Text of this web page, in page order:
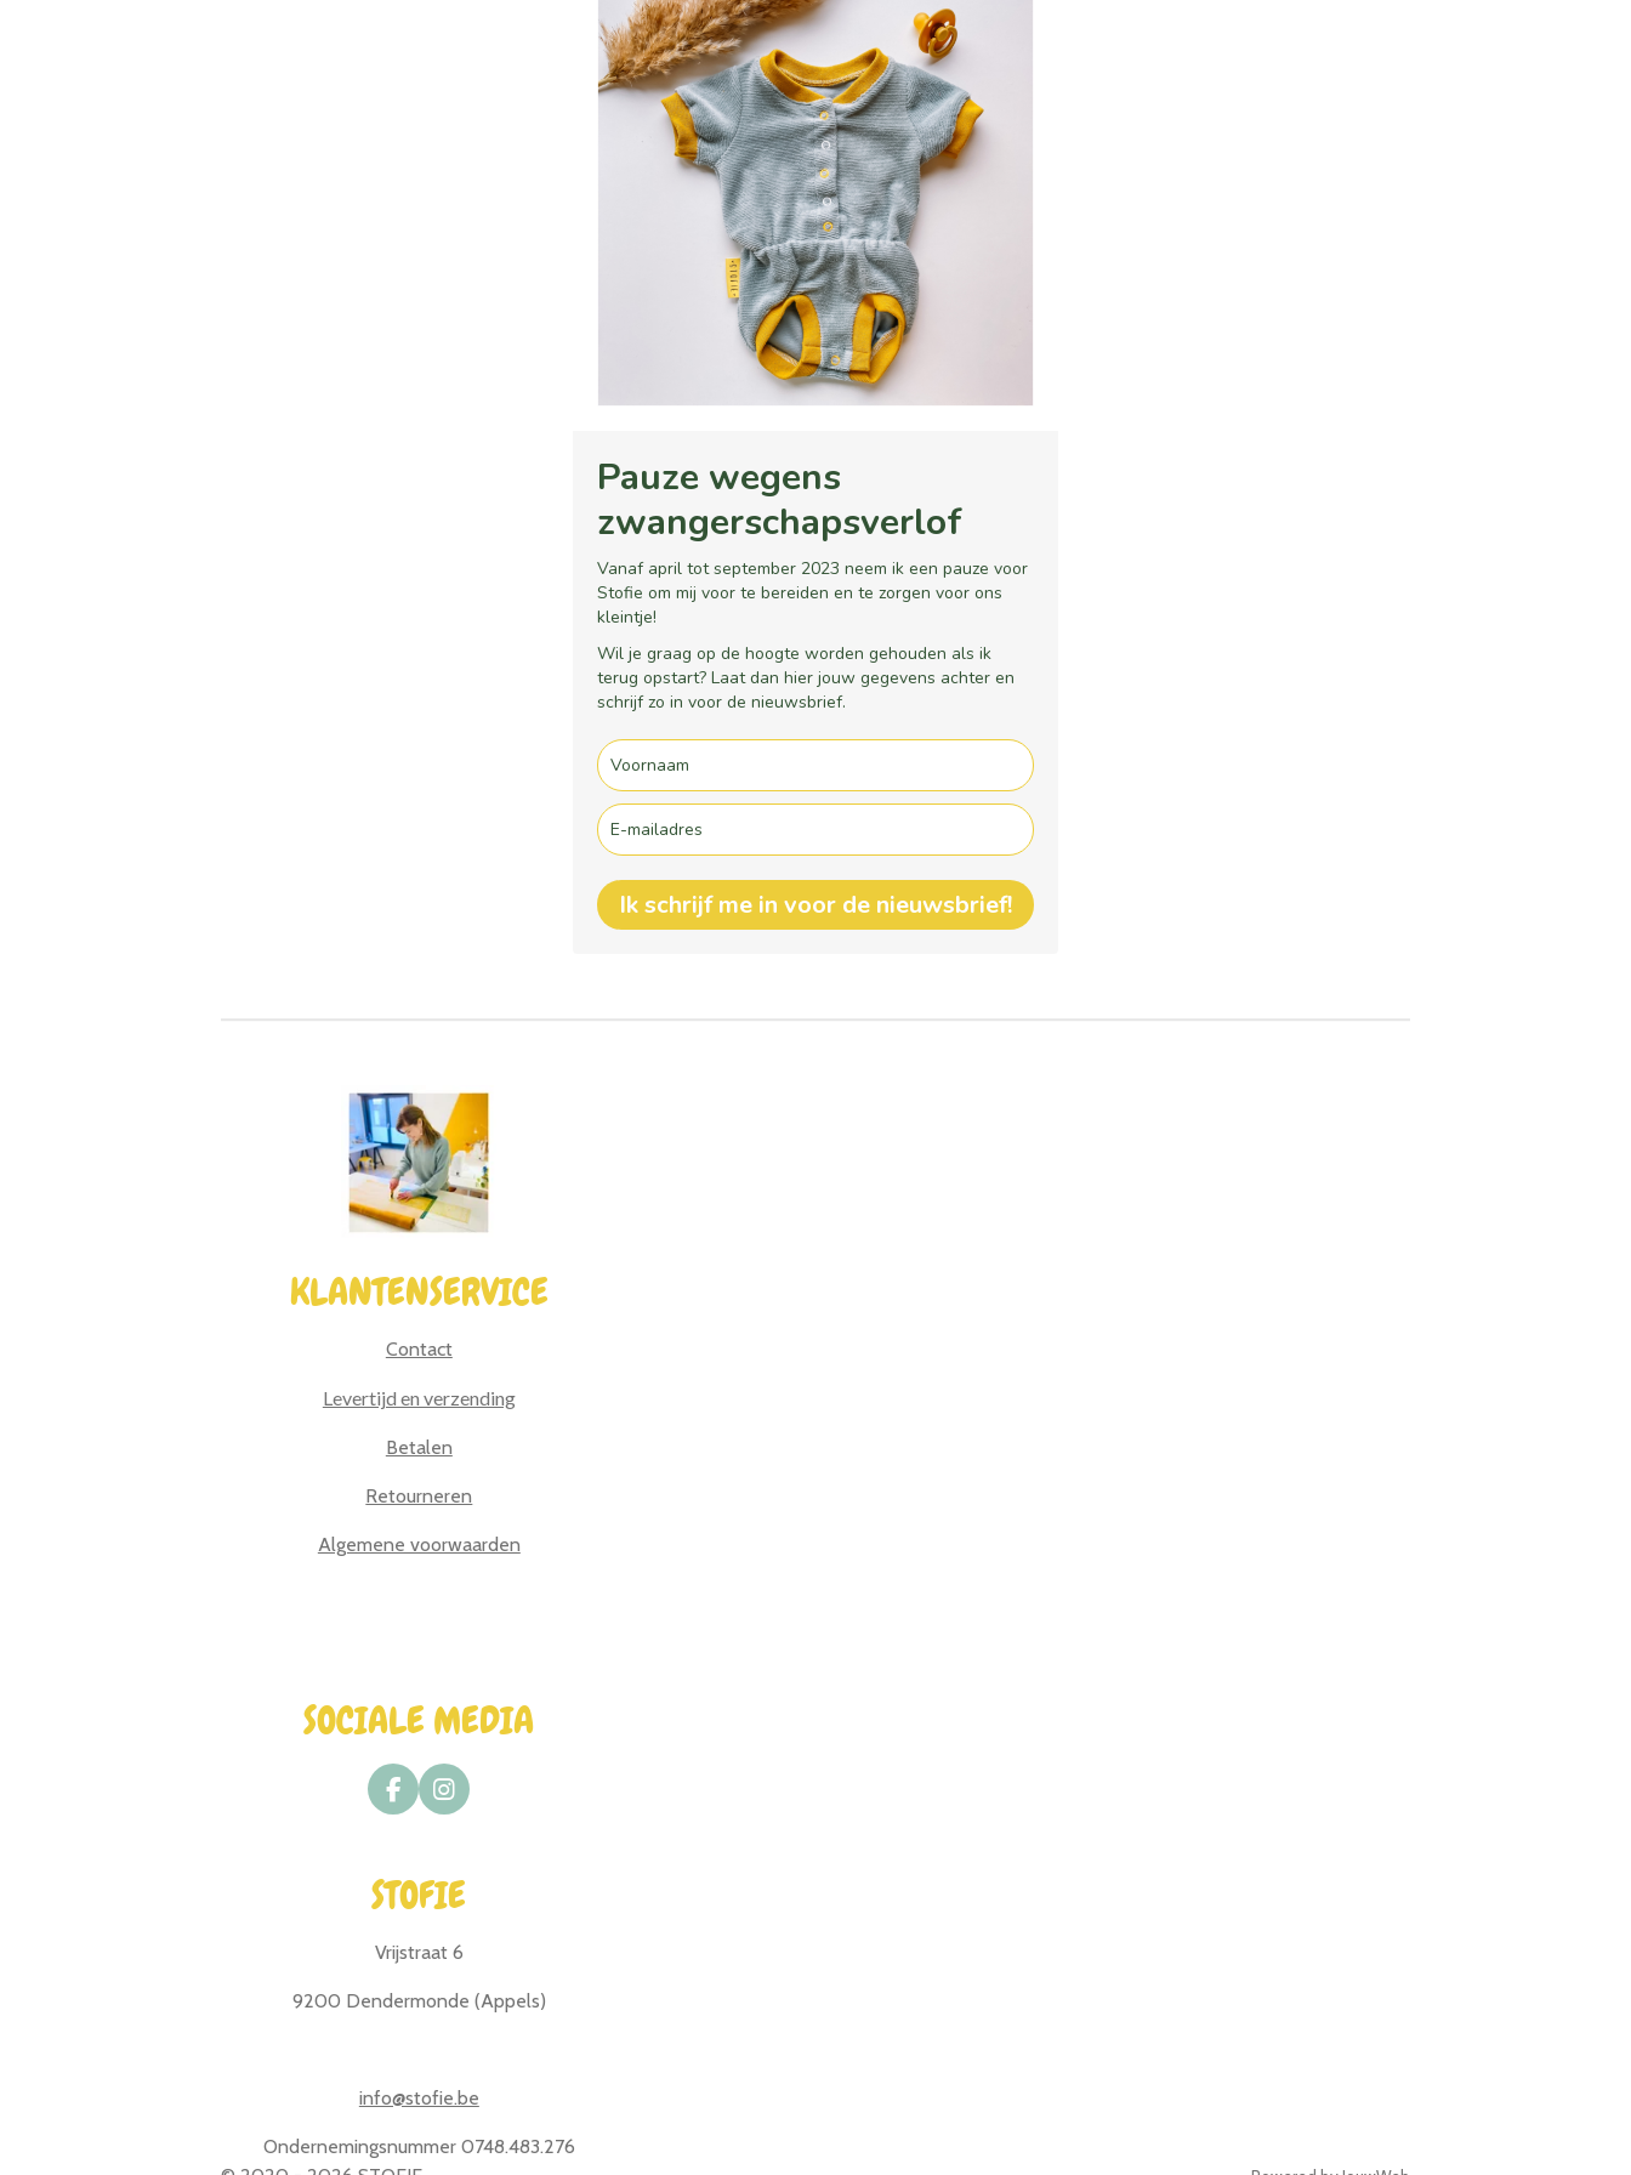
Pauze wegens
zwangerschapsverlof
Vanaf april tot september 2023 neem ik een pauze voor
Stofie om mij voor te bereiden en te zorgen voor ons
kleintje!
Wil je graag op de hoogte worden gehouden als ik
terug opstart? Laat dan hier jouw gegevens achter en
schrijf zo in voor de nieuwsbrief.
Ik schrijf me in voor de nieuwsbrief!
KLANTENSERVICE
Contact
Levertijd en verzending
Betalen
Retourneren
Algemene voorwaarden
SOCIALE MEDIA
F
a
b
o
k
I
n
a
g
a
STOFIE
Vrijstraat 6
9200 Dendermonde (Appels)
info@stofie.be
Ondernemingsnummer 0748.483.276